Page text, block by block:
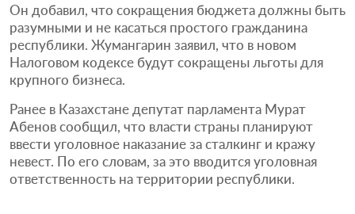
Он добавил, что сокращения бюджета должны быть
разумными и не касаться простого гражданина
республики. Жумангарин заявил, что в новом
Налоговом кодексе будут сокращены льготы для
крупного бизнеса.
Ранее в Казахстане депутат парламента Мурат
Абенов сообщил, что власти страны планируют
ввести уголовное наказание за сталкинг и кражу
невест. По его словам, за это вводится уголовная
ответственность на территории республики.